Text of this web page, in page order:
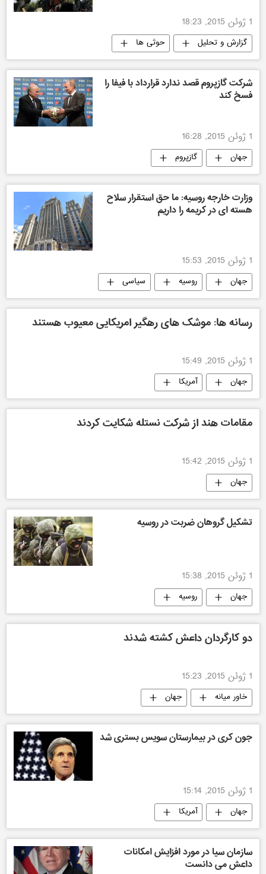
1 ژوئن 2015, 18:23
گزارش و تحلیل حوثی ها
شرکت گازپروم قصد ندارد قرارداد با فیفا را
فسخ کند
1 ژوئن 2015, 16:28
جهان گازپروم
وزارت خارجه روسیه: ما حق استقرار سلاح
هسته ای در کریمه را داریم
1 ژوئن 2015, 15:53
جهان روسیه سیاسی
رسانه ها: موشک های رهگیر امریکایی معیوب هستند
1 ژوئن 2015, 15:49
جهان آمریکا
مقامات هند از شرکت نستله شکایت کردند
1 ژوئن 2015, 15:42
جهان
تشکیل گروهان ضربت در روسیه
1 ژوئن 2015, 15:38
جهان روسیه
دو کارگردان داعش کشته شدند
1 ژوئن 2015, 15:23
خاور میانه جهان
جون کری در بیمارستان سویس بستری شد
1 ژوئن 2015, 15:14
جهان آمریکا
سازمان سیا در مورد افزایش امکانات
داعش می دانست